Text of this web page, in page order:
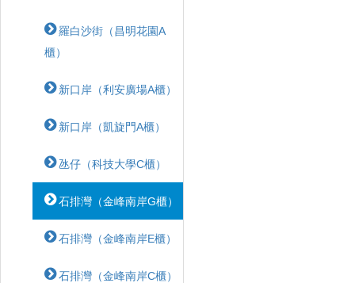
羅白沙街（昌明花園A
櫃）
新口岸（利安廣場A櫃）
新口岸（凱旋門A櫃）
氹仔（科技大學C櫃）
石排灣（金峰南岸G櫃）
石排灣（金峰南岸E櫃）
石排灣（金峰南岸C櫃）